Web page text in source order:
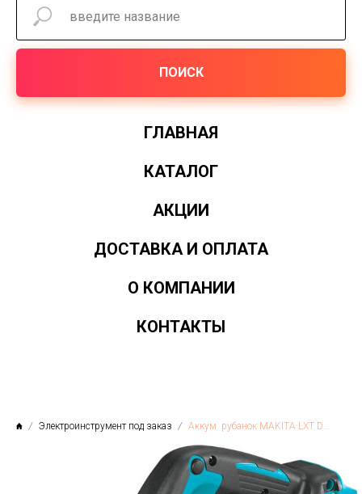
ПОИСК
ГЛАВНАЯ
КАТАЛОГ
АКЦИИ
ДОСТАВКА И ОПЛАТА
О КОМПАНИИ
КОНТАКТЫ
Электроинструмент под заказ Аккум. рубанок MAKITA LXT DKP 181 ZU в кор.